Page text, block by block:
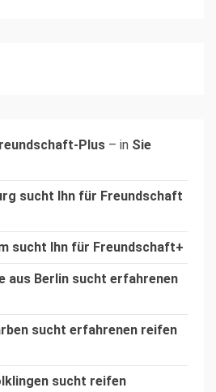
Plus – in Sie
sucht Ihn für Freundschaft
sucht Ihn für Freundschaft+
aus Berlin sucht erfahrenen
sucht erfahrenen reifen
sucht reifen